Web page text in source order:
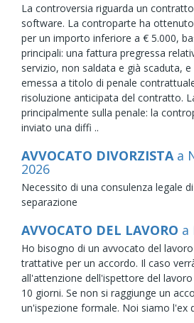
La controversia riguarda un contratto
software. La controparte ha
per un importo inferiore a € 5.000,
principali: una fattura pregressa
servizio, non saldata e già scaduta,
emessa a titolo di penale
risoluzione anticipata del contratto.
principalmente sulla penale: la
inviato una diffi ..
AVVOCATO DIVORZISTA a
2026
Necessito di una consulenza legale
separazione
AVVOCATO DEL LAVORO a
Ho bisogno di un avvocato del
trattative per un accordo. Il caso
all'attenzione dell'ispettore del
10 giorni. Se non si raggiunge un
un'ispezione formale. Noi siamo l'ex